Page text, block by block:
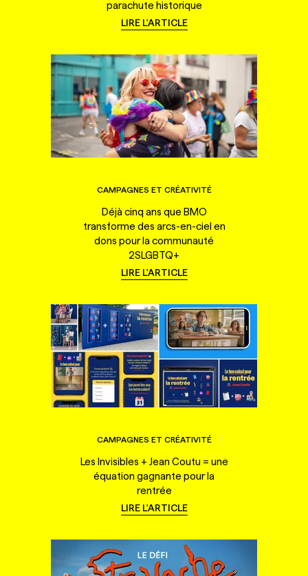
parachute historique
LIRE L'ARTICLE
CAMPAGNES ET CRÉATIVITÉ
Déjà cinq ans que BMO
transforme des arcs-en-ciel en
dons pour la communauté
2SLGBTQ+
LIRE L'ARTICLE
CAMPAGNES ET CRÉATIVITÉ
Les Invisibles + Jean Coutu = une
équation gagnante pour la
rentrée
LIRE L'ARTICLE